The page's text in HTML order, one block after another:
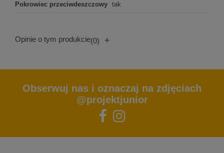
Pokrowiec przeciwdeszczowy tak
Opinie o tym produkcie(0) +
Obserwuj nas i oznaczaj na zdjęciach
@projektjunior